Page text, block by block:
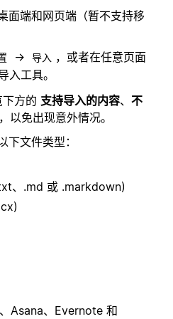
面端和网页端（暂不支持移
→ 导入 ，或者在任意页面
入工具。
方的 支持导入的内容、 不
，以免出现意外情况。
文件类型：
、.md 或 .markdown)
Asana、Evernote 和